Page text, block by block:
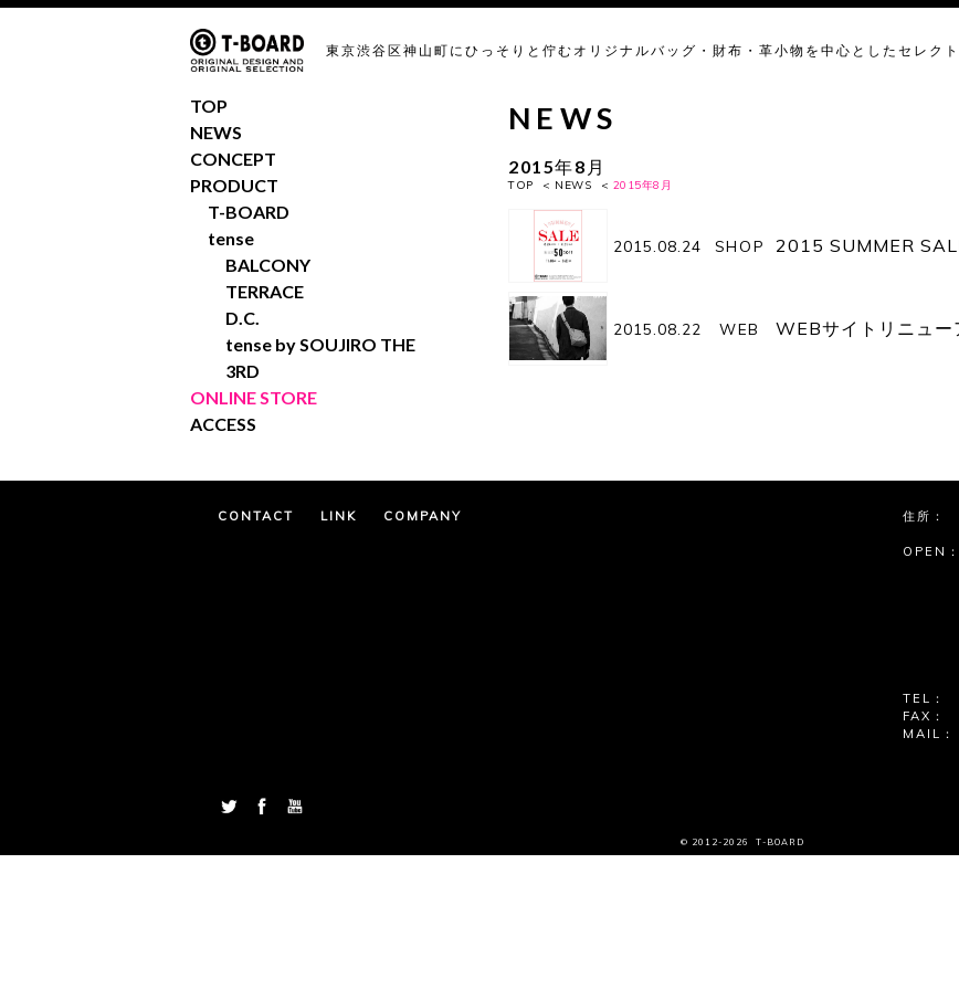
東京渋谷区神山町にひっそりと佇むオリジナルバッグ・財布・革小物を中心としたセレク
NEWS
2015年8月
TOP < NEWS < 2015年8月
2015.08.24 SHOP 2015 SUMMER
2015.08.22 WEB WEBサイトリニュー
TOP
NEWS
CONCEPT
PRODUCT
T-BOARD
tense
BALCONY
TERRACE
D.C.
tense by SOUJIRO THE
3RD
ONLINE STORE
ACCESS
住所
OPEN
TEL
FAX
MAIL
CONTACT LINK COMPANY
© 2012-2026 T-BOARD